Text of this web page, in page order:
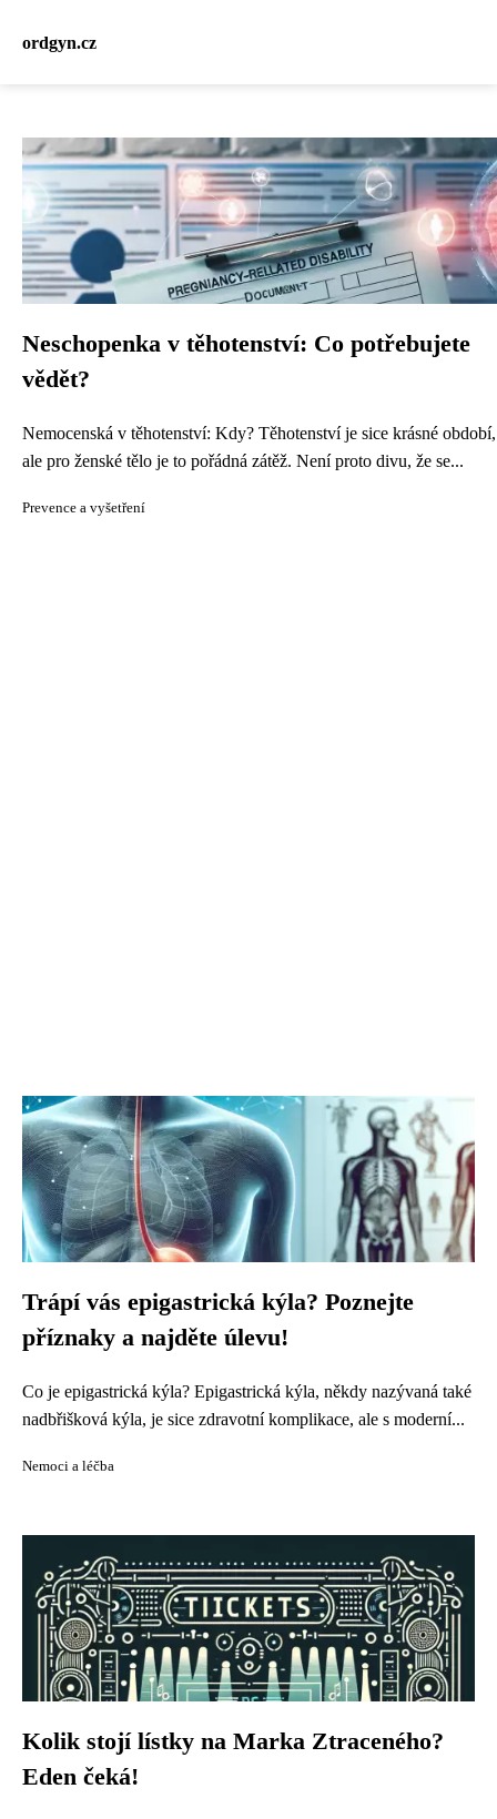
ordgyn.cz
Neschopenka v těhotenství: Co potřebujete
vědět?
Nemocenská v těhotenství: Kdy? Těhotenství je sice krásné období,
ale pro ženské tělo je to pořádná zátěž. Není proto divu, že se...
Prevence a vyšetření
Trápí vás epigastrická kýla? Poznejte
příznaky a najděte úlevu!
Co je epigastrická kýla? Epigastrická kýla, někdy nazývaná také
nadbřišková kýla, je sice zdravotní komplikace, ale s moderní...
Nemoci a léčba
Kolik stojí lístky na Marka Ztraceného?
Eden čeká!